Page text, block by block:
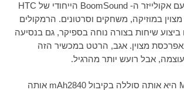
אקולייזר ה- BoomSound הייחודי של HTC
במוזיקה, משחקים וסרטונים. הרמקולים
שיחות בצורה נוחה בספיקר, גם בנסיעה
מצוין. אגב, הרטט במכשיר הזה
אבל רועש יותר מהרגיל.
היא אותה סוללה בקיבול 2840 mAh אותה